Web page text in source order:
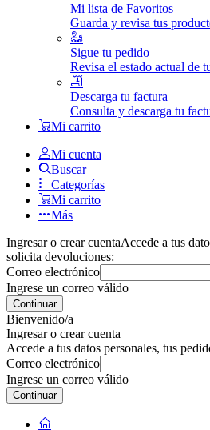
Mi lista de Favoritos
Guarda y revisa tus
Sigue tu pedido
Revisa el estado actual de
Descarga tu factura
Consulta y descarga tu
Mi carrito
Mi cuenta
Buscar
Categorías
Mi carrito
Más
Ingresar o crear cuentaAccede a tus
solicita devoluciones:
Correo electrónico
Ingrese un correo válido
Continuar
Bienvenido/a
Ingresar o crear cuenta
Accede a tus datos personales, tus
Correo electrónico
Ingrese un correo válido
Continuar